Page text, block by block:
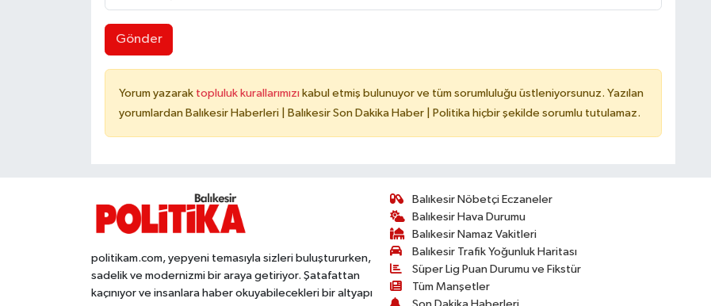
Gönder
Yorum yazarak topluluk kurallarımızı kabul etmiş bulunuyor ve tüm sorumluluğu üstleniyorsunuz. Yazılan
yorumlardan Balıkesir Haberleri | Balıkesir Son Dakika Haber | Politika hiçbir şekilde sorumlu tutulamaz.
politikam.com, yepyeni temasıyla sizleri buluştururken,
sadelik ve modernizmi bir araya getiriyor. Şatafattan
kaçınıyor ve insanlara haber okuyabilecekleri bir altyapı
Balıkesir Nöbetçi Eczaneler
Balıkesir Hava Durumu
Balıkesir Namaz Vakitleri
Balıkesir Trafik Yoğunluk Haritası
Süper Lig Puan Durumu ve Fikstür
Tüm Manşetler